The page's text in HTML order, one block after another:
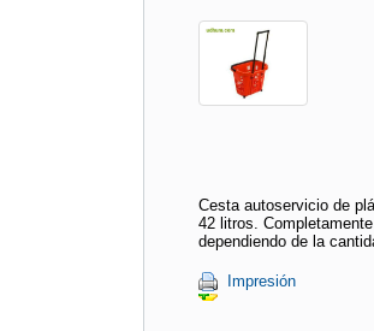
Cesta autoservicio de
42 litros.
dependiendo de la
Impresión